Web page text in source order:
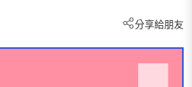
分享給朋友